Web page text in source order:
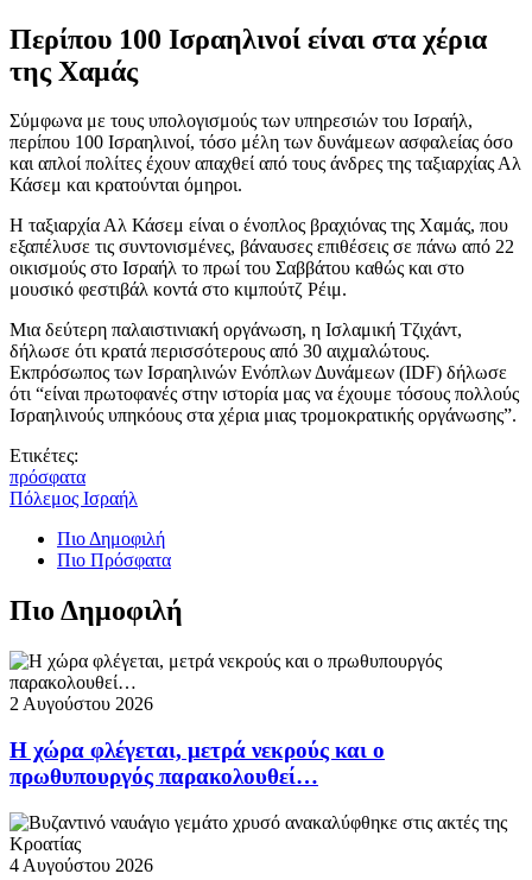
Περίπου 100 Ισραηλινοί είναι στα χέρια
της Χαμάς
Σύμφωνα με τους υπολογισμούς των υπηρεσιών του Ισραήλ,
περίπου 100 Ισραηλινοί, τόσο μέλη των δυνάμεων ασφαλείας όσο
και απλοί πολίτες έχουν απαχθεί από τους άνδρες της ταξιαρχίας Αλ
Κάσεμ και κρατούνται όμηροι.
Η ταξιαρχία Αλ Κάσεμ είναι ο ένοπλος βραχιόνας της Χαμάς, που
εξαπέλυσε τις συντονισμένες, βάναυσες επιθέσεις σε πάνω από 22
οικισμούς στο Ισραήλ το πρωί του Σαββάτου καθώς και στο
μουσικό φεστιβάλ κοντά στο κιμπούτζ Ρέιμ.
Μια δεύτερη παλαιστινιακή οργάνωση, η Ισλαμική Τζιχάντ,
δήλωσε ότι κρατά περισσότερους από 30 αιχμαλώτους.
Εκπρόσωπος των Ισραηλινών Ενόπλων Δυνάμεων (IDF) δήλωσε
ότι “είναι πρωτοφανές στην ιστορία μας να έχουμε τόσους πολλούς
Ισραηλινούς υπηκόους στα χέρια μιας τρομοκρατικής οργάνωσης”.
Ετικέτες:
πρόσφατα
Πόλεμος Ισραήλ
Πιο Δημοφιλή
Πιο Πρόσφατα
Πιο Δημοφιλή
2 Αυγούστου 2026
Η χώρα φλέγεται, μετρά νεκρούς και ο
πρωθυπουργός παρακολουθεί…
4 Αυγούστου 2026